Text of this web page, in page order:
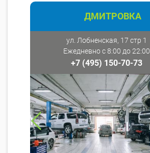
ДМИТРОВКА
ул. Лобненская, 17 стр 1
Ежедневно с 8:00 до 22:00
+7 (495) 150-70-73